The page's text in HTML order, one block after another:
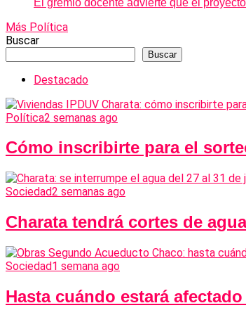
Más Política
Buscar
Buscar
Destacado
Política2 semanas ago
Cómo inscribirte para el
Sociedad2 semanas ago
Charata tendrá cortes de
Sociedad1 semana ago
Hasta cuándo estará